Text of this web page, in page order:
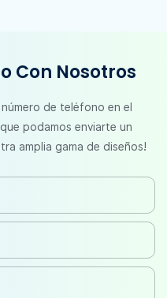
Con Nosotros
de teléfono en el
podamos enviarte un
amplia gama de diseños!